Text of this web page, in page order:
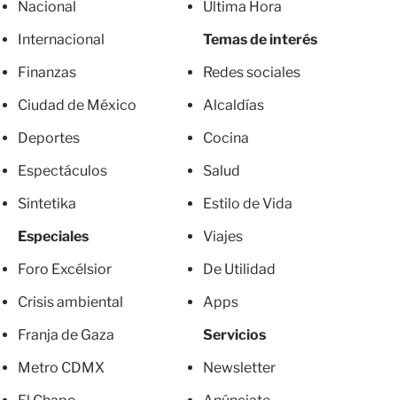
Nacional
Internacional
Finanzas
Ciudad de México
Deportes
Espectáculos
Sintetika
Especiales
Foro Excélsior
Crisis ambiental
Franja de Gaza
Metro CDMX
Última Hora
Temas de interés
Redes sociales
Alcaldías
Cocina
Salud
Estilo de Vida
Viajes
De Utilidad
Apps
Servicios
Newsletter